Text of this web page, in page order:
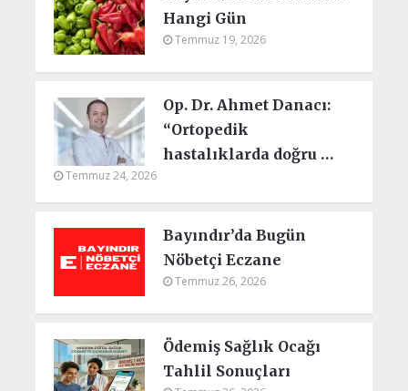
Hangi Gün
Temmuz 19, 2026
Op. Dr. Ahmet Danacı:
“Ortopedik
hastalıklarda doğru …
Temmuz 24, 2026
Bayındır’da Bugün
Nöbetçi Eczane
Temmuz 26, 2026
Ödemiş Sağlık Ocağı
Tahlil Sonuçları